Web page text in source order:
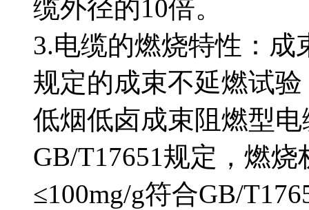
缆外径的10倍。
3.电缆的燃烧特性：
规定的成束不延燃试验
低烟低卤成束阻燃型
GB/T17651规定，
≤100mg/g符合GB/T17650